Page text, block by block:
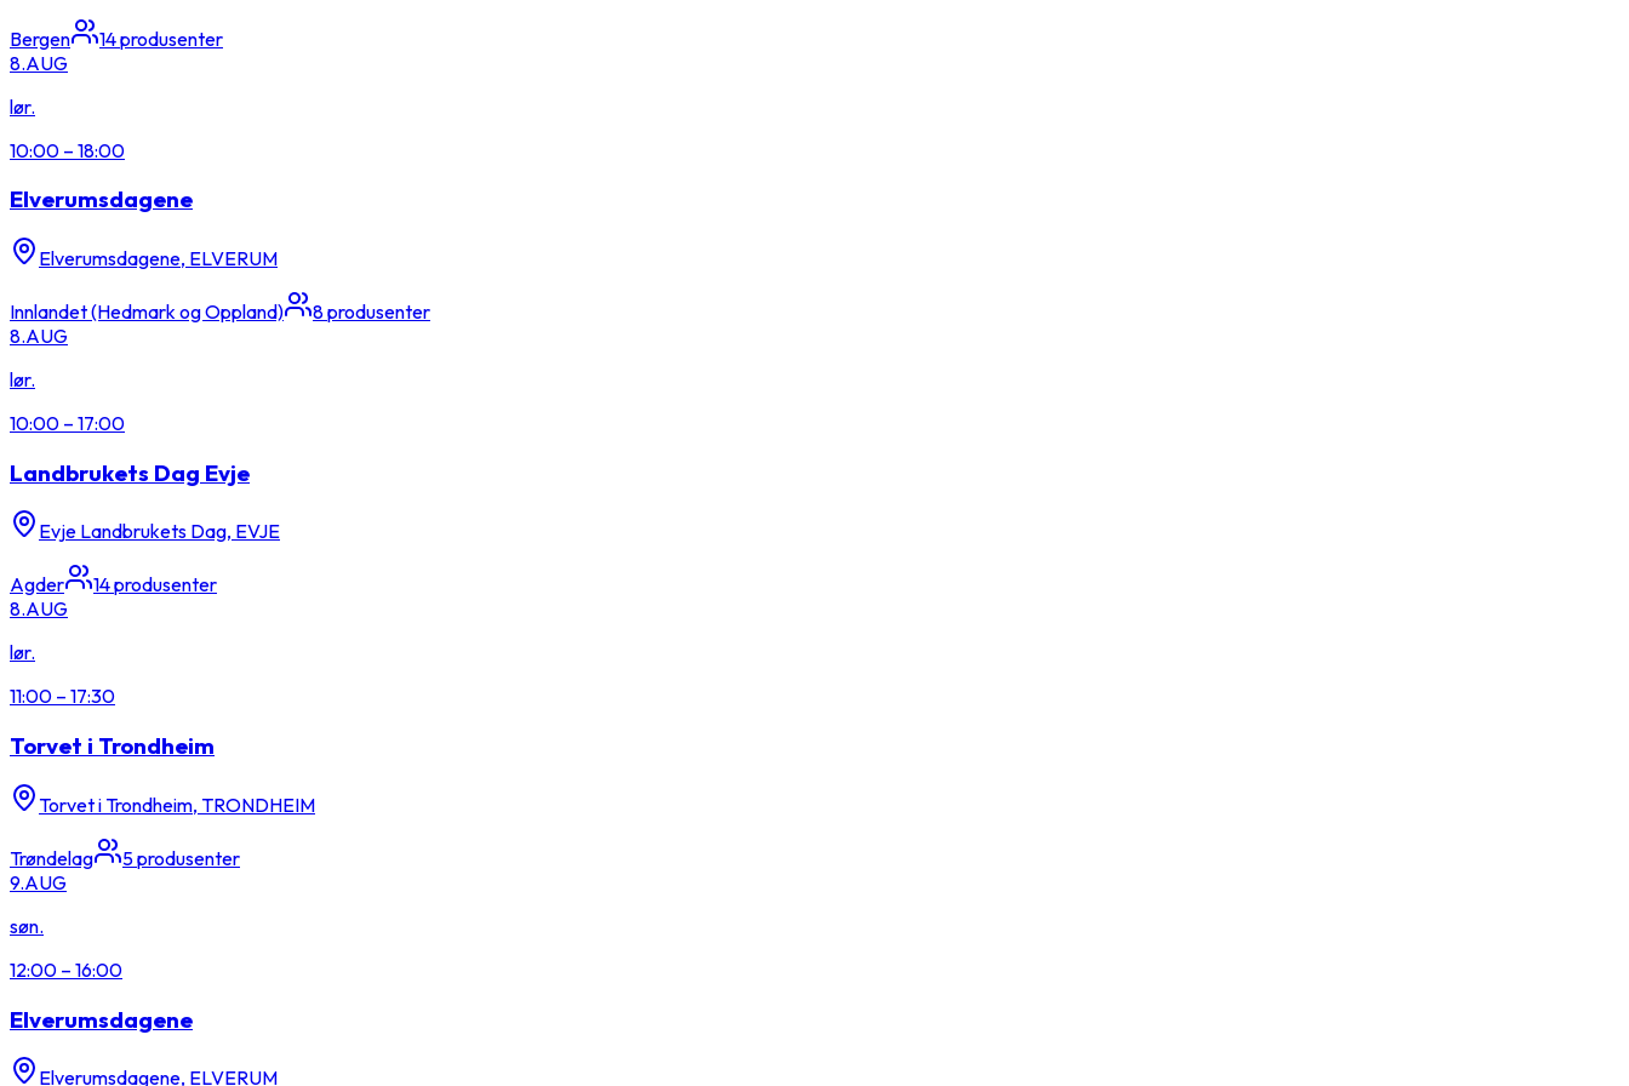
Bergen 14produsenter
8.AUG
lør.
10:00 – 18:00
Elverumsdagene
Elverumsdagene, ELVERUM
Innlandet (Hedmark og Oppland) 8produsenter
8.AUG
lør.
10:00 – 17:00
Landbrukets Dag Evje
Evje Landbrukets Dag, EVJE
Agder 14produsenter
8.AUG
lør.
11:00 – 17:30
Torvet i Trondheim
Torvet i Trondheim, TRONDHEIM
Trøndelag 5produsenter
9.AUG
søn.
12:00 – 16:00
Elverumsdagene
Elverumsdagene, ELVERUM